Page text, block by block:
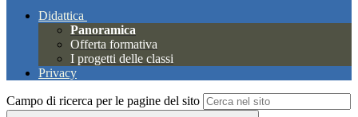
Didattica
Panoramica
Offerta formativa
I progetti delle classi
Privacy
Campo di ricerca per le pagine del sito